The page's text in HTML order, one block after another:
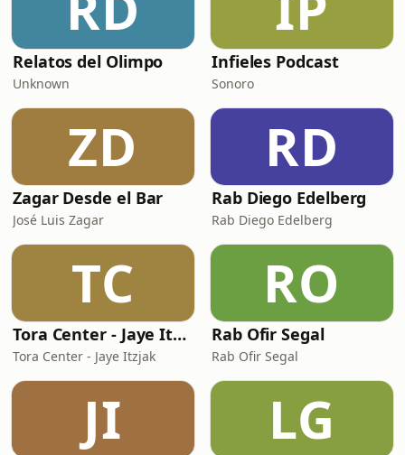
Relatos del Olimpo
Unknown
Infieles Podcast
Sonoro
ZD
Zagar Desde el Bar
José Luis Zagar
RD
Rab Diego Edelberg
Rab Diego Edelberg
TC
Tora Center - Jaye Itzjak
Tora Center - Jaye Itzjak
RO
Rab Ofir Segal
Rab Ofir Segal
JI LG